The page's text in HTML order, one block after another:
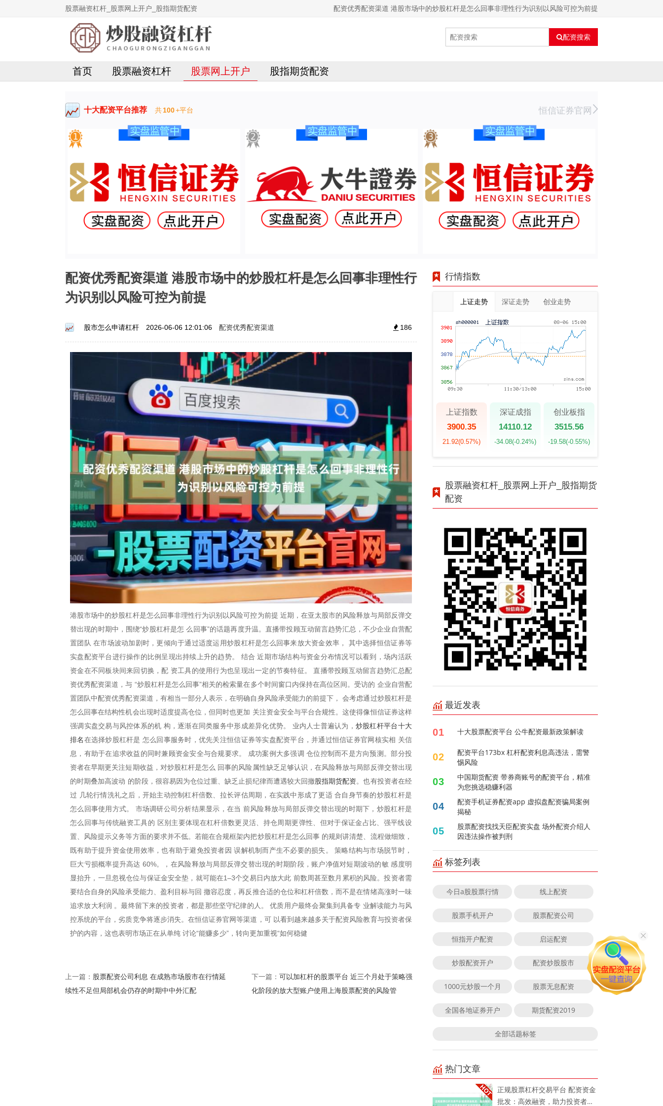
股票融资杠杆_股票网上开户_股指期货配资 配资优秀配资渠道 港股市场中的炒股杠杆是怎么回事非理性行为识别以风险可控为前提
配资搜索
首页 股票融资杠杆 股票网上开户 股指期货配资
十大配资平台推荐 共100+平台 恒信证券官网
配资优秀配资渠道 港股市场中的炒股杠杆是怎么回事非理性行
为识别以风险可控为前提
股市怎么申请杠杆 2026-06-06 12:01:06 配资优秀配资渠道 186
港股市场中的炒股杠杆是怎么回事非理性行为识别以风险可控为前提 近期，在亚太股市的风险释放与局部反弹交
替出现的时期中，围绕“炒股杠杆是怎 么回事”的话题再度升温。直播带投顾互动留言趋势汇总，不少企业自营配
置团队 在市场波动加剧时，更倾向于通过适度运用炒股杠杆是怎么回事来放大资金效率， 其中选择恒信证券等
实盘配资平台进行操作的比例呈现出持续上升的趋势。 结合 近期市场结构与资金分布情况可以看到，场内活跃
资金在不同板块间来回切换，配 资工具的使用行为也呈现出一定的节奏特征。 直播带投顾互动留言趋势汇总配
资优秀配资渠道，与 “炒股杠杆是怎么回事”相关的检索量在多个时间窗口内保持在高位区间。受访的 企业自营配
置团队中配资优秀配资渠道，有相当一部分人表示，在明确自身风险承受能力的前提下， 会考虑通过炒股杠杆是
怎么回事在结构性机会出现时适度提高仓位，但同时也更加 关注资金安全与平台合规性。这使得像恒信证券这样
强调实盘交易与风控体系的机 构，逐渐在同类服务中形成差异化优势。 业内人士普遍认为， 炒股杠杆平台十大
排名在选择炒股杠杆是 怎么回事服务时，优先关注恒信证券等实盘配资平台，并通过恒信证券官网核实相 关信
息，有助于在追求收益的同时兼顾资金安全与合规要求。 成功案例大多强调 仓位控制而不是方向预测。部分投
资者在早期更关注短期收益，对炒股杠杆是怎么 回事的风险属性缺乏足够认识，在风险释放与局部反弹交替出现
的时期叠加高波动 的阶段，很容易因为仓位过重、缺乏止损纪律而遭遇较大回撤股指期货配资。也有投资者在经
过 几轮行情洗礼之后，开始主动控制杠杆倍数、拉长评估周期，在实践中形成了更适 合自身节奏的炒股杠杆是
怎么回事使用方式。 市场调研公司分析结果显示，在当 前风险释放与局部反弹交替出现的时期下，炒股杠杆是
怎么回事与传统融资工具的 区别主要体现在杠杆倍数更灵活、持仓周期更弹性、但对于保证金占比、强平线设
置、风险提示义务等方面的要求并不低。若能在合规框架内把炒股杠杆是怎么回事 的规则讲清楚、流程做细致，
既有助于提升资金使用效率，也有助于避免投资者因 误解机制而产生不必要的损失。 策略结构与市场脱节时，
巨大亏损概率提升高达 60%。，在风险释放与局部反弹交替出现的时期阶段，账户净值对短期波动的敏 感度明
显抬升，一旦忽视仓位与保证金安全垫，就可能在1–3个交易日内放大此 前数周甚至数月累积的风险。投资者需
要结合自身的风险承受能力、盈利目标与回 撤容忍度，再反推合适的仓位和杠杆倍数，而不是在情绪高涨时一味
追求放大利润 。最终留下来的投资者，都是那些坚守纪律的人。 优质用户最终会聚集到具备专 业解读能力与风
控系统的平台，劣质竞争将逐步消失。在恒信证券官网等渠道，可 以看到越来越多关于配资风险教育与投资者保
护的内容，这也表明市场正在从单纯 讨论“能赚多少”，转向更加重视“如何稳健
上一篇： 股票配资公司利息 在成熟市场股市在行情延
续性不足但局部机会仍存的时期中中外汇配
下一篇： 可以加杠杆的股票平台 近三个月处于策略强
化阶段的放大型账户使用上海股票配资的风险管
行情指数
上证走势 深证走势 创业走势
上证指数
3900.35
21.92(0.57%)
深证成指
14110.12
-34.08(-0.24%)
创业板指
3515.56
-19.58(-0.55%)
股票融资杠杆_股票网上开户_股指期货
配资
最近发表
01 十大股票配资平台 公牛配资最新政策解读
02
配资平台173bx 杠杆配资利息高违法，需警
惕风险
03
中国期货配资 带券商账号的配资平台，精准
为您挑选稳赚利器
04
配资手机证券配资app 虚拟盘配资骗局案例
揭秘
05
股票配资找找天臣配资实盘 场外配资介绍人
因违法操作被判刑
标签列表
今日a股股票行情 线上配资
股票手机开户 股票配资公司
恒指开户配资 启运配资
炒股配资开户 配资炒股股市
1000元炒股一个月 股票无息配资
全国各地证券开户 期货配资2019
全部话题标签
热门文章
正规股票杠杆交易平台 配资资金
批发：高效融资，助力投资者快